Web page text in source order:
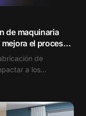
de maquinaria
el proceso
de
a los